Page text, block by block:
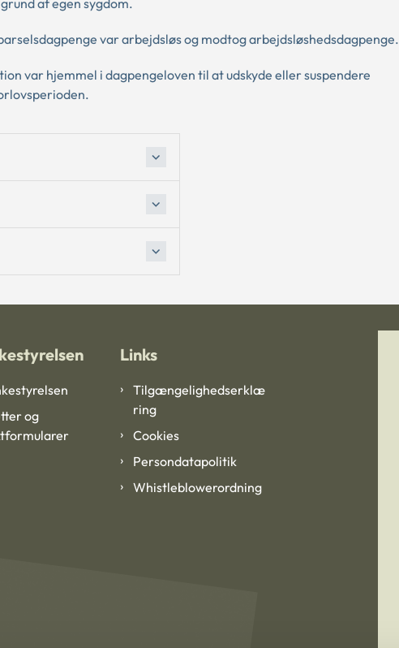
af egen sygdom.
var arbejdsløs og modtog arbejdsløshedsdagpenge.
var hjemmel i dagpengeloven til at udskyde eller suspendere
og
Links
Tilgængelighedserklæ
ring
Cookies
Persondatapolitik
Whistleblowerordning